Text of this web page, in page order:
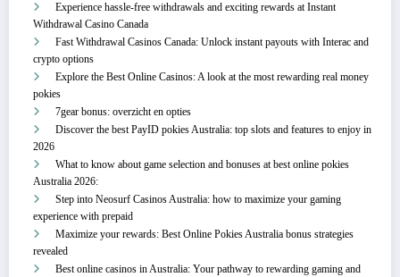
Experience hassle-free withdrawals and exciting rewards at Instant
Withdrawal Casino Canada
Fast Withdrawal Casinos Canada: Unlock instant payouts with Interac and
crypto options
Explore the Best Online Casinos: A look at the most rewarding real money
pokies
7gear bonus: overzicht en opties
Discover the best PayID pokies Australia: top slots and features to enjoy in
2026
What to know about game selection and bonuses at best online pokies
Australia 2026:
Step into Neosurf Casinos Australia: how to maximize your gaming
experience with prepaid
Maximize your rewards: Best Online Pokies Australia bonus strategies
revealed
Best online casinos in Australia: Your pathway to rewarding gaming and